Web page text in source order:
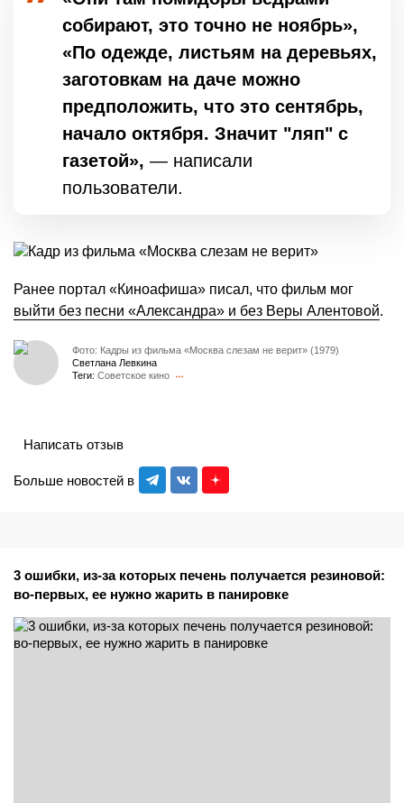
собирают, это точно не ноябрь»,
«По одежде, листьям на деревьях,
заготовкам на даче можно
предположить, что это сентябрь,
начало октября. Значит "ляп" с
газетой», — написали
пользователи.
Ранее портал «Киноафиша» писал, что фильм мог
выйти без песни «Александра» и без Веры Алентовой.
Фото: Кадры из фильма «Москва слезам не верит» (1979)
Светлана Левкина
Теги: Советское кино
Больше новостей в
Написать отзыв
3 ошибки, из-за которых печень получается резиновой:
во-первых, ее нужно жарить в панировке